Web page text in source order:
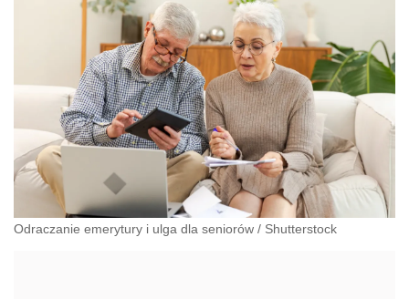
Odraczanie emerytury i ulga dla seniorów / Shutterstock